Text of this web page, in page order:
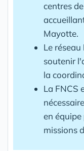
centres
Mayotte.
Le
soutenir
la
La FNCS
en
missions